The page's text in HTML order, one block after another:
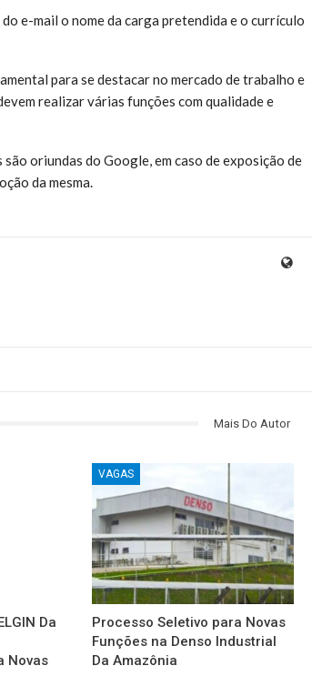
e-mail o nome da carga pretendida e o currículo
para se destacar no mercado de trabalho e
realizar várias funções com qualidade e
oriundas do Google, em caso de exposição de
da mesma.
Mais Do Autor
Da
Novas
VAGAS
Processo Seletivo para Novas
Funções na Denso Industrial
Da Amazônia